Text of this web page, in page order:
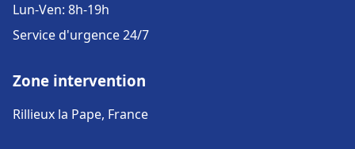
Lun-Ven: 8h-19h
Service d'urgence 24/7
Zone intervention
Rillieux la Pape, France